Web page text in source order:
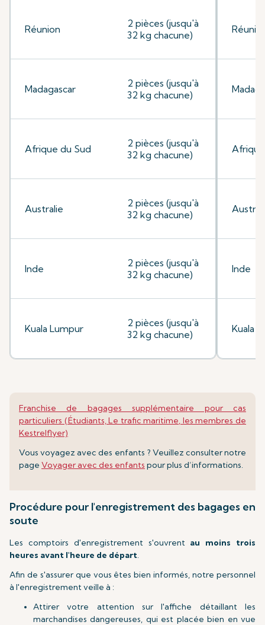
Réunion
2 pièces (jusqu'à
32 kg chacune)
Madagascar
2 pièces (jusqu'à
32 kg chacune)
Afrique du Sud
2 pièces (jusqu'à
32 kg chacune)
Australie
2 pièces (jusqu'à
32 kg chacune)
Inde
2 pièces (jusqu'à
32 kg chacune)
Kuala Lumpur
2 pièces (jusqu'à
32 kg chacune)
Inde
Kuala
Franchise de bagages supplémentaire pour cas
particuliers (Étudiants, Le trafic maritime, les membres de
Kestrelflyer)
Vous voyagez avec des enfants ? Veuillez consulter notre
page Voyager avec des enfants pour plus d’informations.
Procédure pour l'enregistrement des bagages en
soute
Les comptoirs d'enregistrement s'ouvrent au moins trois
heures avant l'heure de départ.
Afin de s'assurer que vous êtes bien informés, notre personnel
à l'enregistrement veille à :
Attirer votre attention sur l'affiche détaillant les
marchandises dangereuses, qui est placée bien en vue